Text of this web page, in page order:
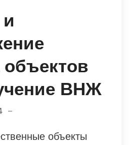
ВНЖ
объекты